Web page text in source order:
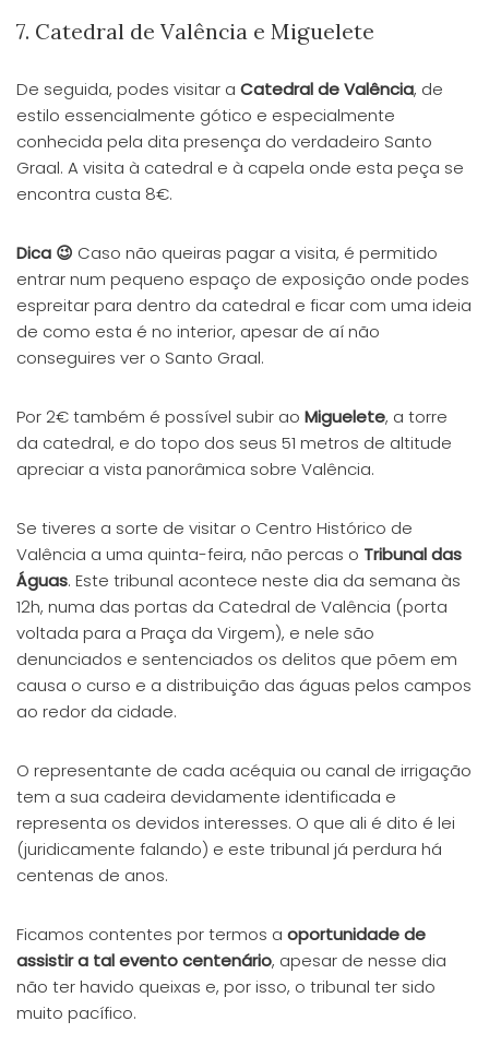
7. Catedral de Valência e Miguelete
De seguida, podes visitar a Catedral de Valência, de
estilo essencialmente gótico e especialmente
conhecida pela dita presença do verdadeiro Santo
Graal. A visita à catedral e à capela onde esta peça se
encontra custa 8€.
Dica 😉 Caso não queiras pagar a visita, é permitido
entrar num pequeno espaço de exposição onde podes
espreitar para dentro da catedral e ficar com uma ideia
de como esta é no interior, apesar de aí não
conseguires ver o Santo Graal.
Por 2€ também é possível subir ao Miguelete, a torre
da catedral, e do topo dos seus 51 metros de altitude
apreciar a vista panorâmica sobre Valência.
Se tiveres a sorte de visitar o Centro Histórico de
Valência a uma quinta-feira, não percas o Tribunal das
Águas. Este tribunal acontece neste dia da semana às
12h, numa das portas da Catedral de Valência (porta
voltada para a Praça da Virgem), e nele são
denunciados e sentenciados os delitos que põem em
causa o curso e a distribuição das águas pelos campos
ao redor da cidade.
O representante de cada acéquia ou canal de irrigação
tem a sua cadeira devidamente identificada e
representa os devidos interesses. O que ali é dito é lei
(juridicamente falando) e este tribunal já perdura há
centenas de anos.
Ficamos contentes por termos a oportunidade de
assistir a tal evento centenário, apesar de nesse dia
não ter havido queixas e, por isso, o tribunal ter sido
muito pacífico.